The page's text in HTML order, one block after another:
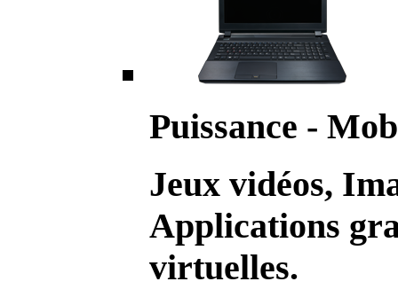
Puissance -
Jeux vidéos,
Applications
virtuelles.